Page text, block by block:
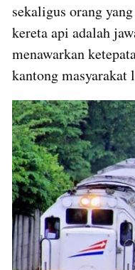
sekaligus orang
kereta api adalah
menawarkan
kantong masyarakat